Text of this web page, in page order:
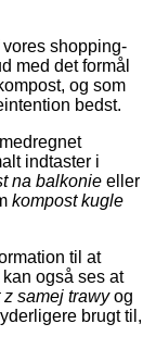
shopping-
med det formål
og som
bedst.
indtaster i
na balkonie eller
kompost kugle
til at
også ses at
z samej trawyog
brugt til,